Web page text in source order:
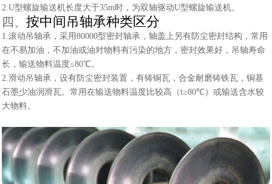
2.U型螺旋输送机长度大于35m时，为双轴驱动U型螺旋输送机。
四、 按中间吊轴承种类区分
1.滚动吊轴承，采用80000型密封轴承，轴盖上另有防尘密封结构，常用
在不易加油，不加油或油对物料有污染的地方，密封效果好，吊轴寿命
长，输送物料温度≤80℃。
2.滑动吊轴承，设有防尘密封装置，有铸铜瓦，合金耐磨铸铁瓦，铜基
石墨少油润滑瓦。常用在输送物料温度比较高（t≥80℃）或输送含水较
大物料。